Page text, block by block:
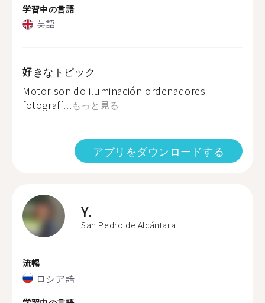
学習中の言語
英語
好きなトピック
Motor sonido iluminación ordenadores
fotografí...もっと見る
アプリをダウンロードする
Y.
San Pedro de Alcántara
流暢
ロシア語